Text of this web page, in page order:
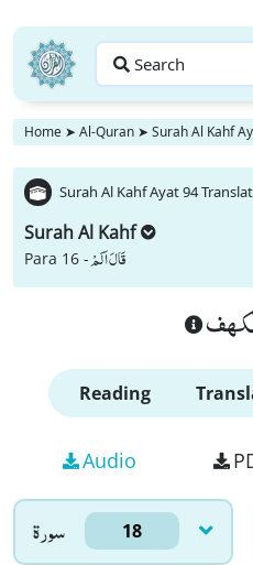
Search
Home ➤ Al-Quran ➤ Surah Al Kahf
Surah Al Kahf Ayat 94
Surah Al Kahf
Para 16 -قَالَ اَلَمْ
Reading
Audio
سورۃ 18